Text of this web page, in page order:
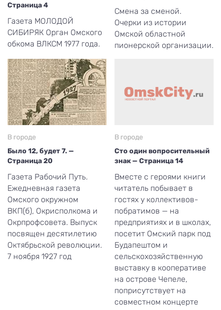
Страница 4
Газета МОЛОДОЙ
СИБИРЯК Орган Омского
обкома ВЛКСМ 1977 года.
Смена за сменой.
Очерки из истории
Омской областной
пионерской организации.
В городе
Было 12, будет 7. —
Страница 20
Газета Рабочий Путь.
Ежедневная газета
Омского окружном
ВКП(б), Окрисполкома и
Окрпрофсовета. Выпуск
посвящен десятилетию
Октябрьской революции.
7 ноября 1927 год
В городе
Сто один вопросительный
знак — Страница 14
Вместе с героями книги
читатель побывает в
гостях у коллективов-
побратимов — на
предприятиях и в школах,
посетит Омский парк под
Будапештом и
сельскохозяйственную
выставку в кооперативе
на острове Чепеле,
поприсутствует на
совместном концерте